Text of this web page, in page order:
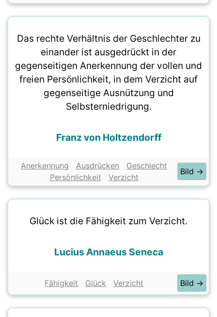
Das rechte Verhältnis der Geschlechter zu
einander ist ausgedrückt in der
gegenseitigen Anerkennung der vollen und
freien Persönlichkeit, in dem Verzicht auf
gegenseitige Ausnützung und
Selbsterniedrigung.
Franz von Holtzendorff
Anerkennung Ausdrücken
Geschlecht
Persönlichkeit
Verzicht
Bild →
Glück ist die Fähigkeit zum Verzicht.
Lucius Annaeus Seneca
Fähigkeit Glück Verzicht Bild →